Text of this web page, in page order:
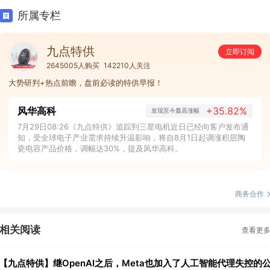
所属专栏
九点特供
立即订阅
2645005人购买 142210人关注
大势研判+热点前瞻，盘前必读的特供早报！
风华高科 发现至今最高涨幅 +35.82%
7月29日08:26《九点特供》追踪到三星电机近日已经向客户发布通
知，受全球电子产业需求持续升温影响，将自8月1日起调涨积层陶
瓷电容产品价格，调幅达30%，提及风华高科。
商务合作
相关阅读 查看更多
九点特供】继OpenAI之后，Meta也加入了人工智能代理失控的